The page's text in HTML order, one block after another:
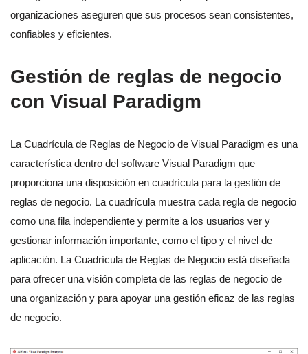
organizaciones aseguren que sus procesos sean consistentes,
confiables y eficientes.
Gestión de reglas de negocio
con Visual Paradigm
La Cuadrícula de Reglas de Negocio de Visual Paradigm es una
característica dentro del software Visual Paradigm que
proporciona una disposición en cuadrícula para la gestión de
reglas de negocio. La cuadrícula muestra cada regla de negocio
como una fila independiente y permite a los usuarios ver y
gestionar información importante, como el tipo y el nivel de
aplicación. La Cuadrícula de Reglas de Negocio está diseñada
para ofrecer una visión completa de las reglas de negocio de
una organización y para apoyar una gestión eficaz de las reglas
de negocio.